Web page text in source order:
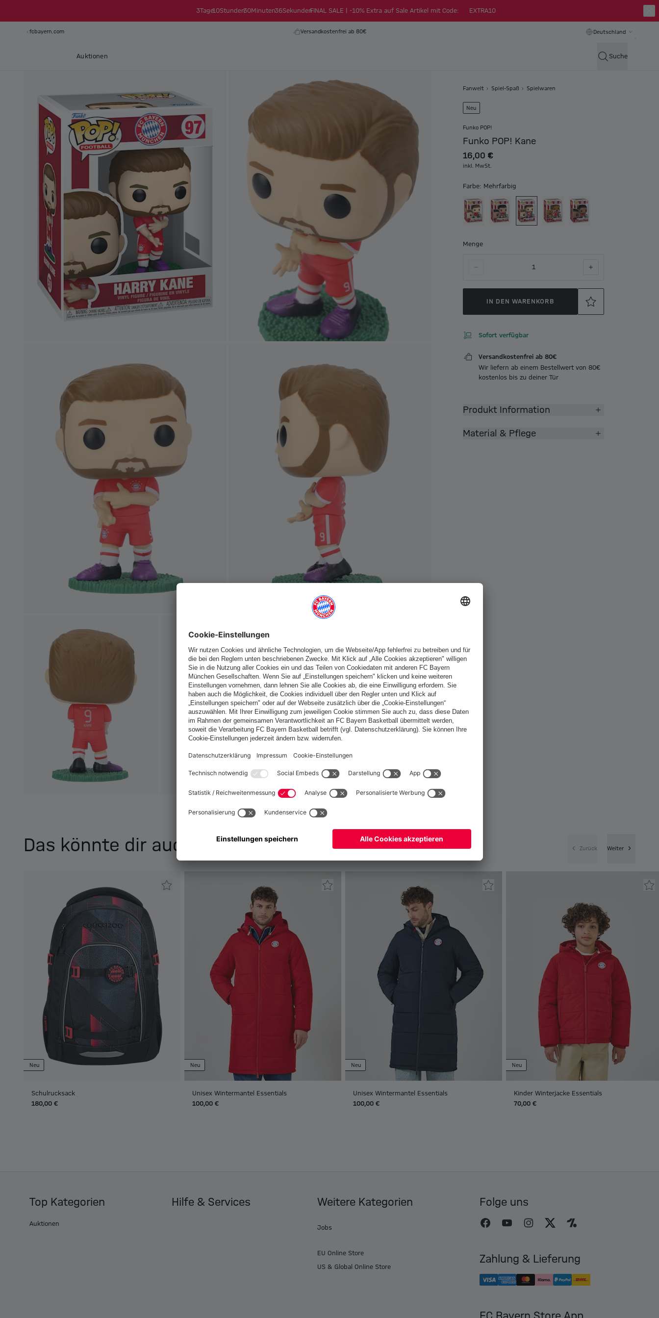
3Tage10Stunden30Minuten35SekundenFINAL SALE | -10% Extra auf Sale Artikel mit Code: EXTRA10
fcbayern.com Versandkostenfrei ab 80€ Deutschland
Auktionen Suche
Fanwelt Spiel-Spaß Spielwaren
Neu
Funko POP!
Funko POP! Kane
16,00 €
inkl. MwSt.
Farbe: Mehrfarbig
Menge
1
IN DEN WARENKORB
Sofort verfügbar
Versandkostenfrei ab 80€
Wir liefern ab einem Bestellwert von 80€
kostenlos bis zu deiner Tür
Produkt Information
Material & Pflege
Das könnte dir auch gefallen Zurück Weiter
Neu
Schulrucksack
180,00 €
Neu
Unisex Wintermantel Essentials
100,00 €
Neu
Unisex Wintermantel Essentials
100,00 €
Neu
Kinder Winterjacke Essentials
70,00 €
Top Kategorien
Auktionen
Hilfe & Services Weitere Kategorien
Jobs
EU Online Store
US & Global Online Store
Folge uns
Zahlung & Lieferung
Möchtest du im StoreDeutschlandbleiben?
Ja,Deutschland, um dorthin zu liefern!